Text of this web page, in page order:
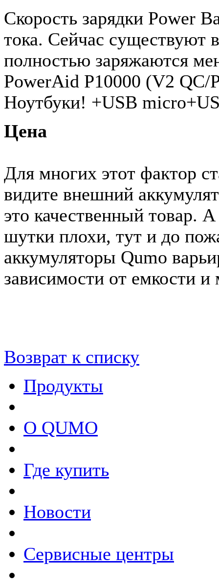
Скорость зарядки Power
тока. Сейчас существуют
полностью заряжаются
PowerAid P10000 (V2 QC/
Ноутбуки! +USB micro
Цена
Для многих этот фактор
видите внешний
это качественный товар.
шутки плохи, тут и до
аккумуляторы Qumo
зависимости от емкости
Возврат к списку
Продукты
О QUMO
Где купить
Новости
Сервисные центры